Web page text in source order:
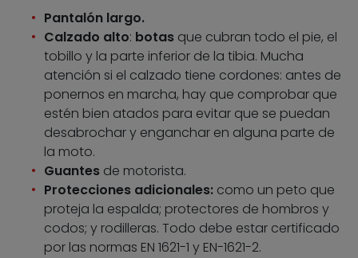
Pantalón largo.
Calzado alto: botas que cubran todo el pie, el
tobillo y la parte inferior de la tibia. Mucha
atención si el calzado tiene cordones: antes de
ponernos en marcha, hay que comprobar que
estén bien atados para evitar que se puedan
desabrochar y enganchar en alguna parte de
la moto.
Guantes de motorista.
Protecciones adicionales: como un peto que
proteja la espalda; protectores de hombros y
codos; y rodilleras. Todo debe estar certificado
por las normas EN 1621-1 y EN-1621-2.